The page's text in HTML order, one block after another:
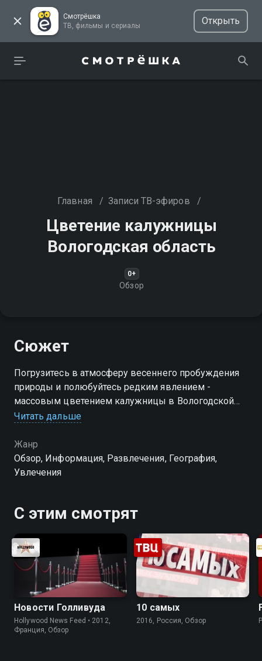
Смотрёшка
ТВ, фильмы и сериалы
Открыть
Главная / Записи ТВ-эфиров /
Цветение калужницы
Вологодская область
0+
Обзор
Сюжет
Погрузитесь в атмосферу весеннего пробуждения
природы и полюбуйтесь редким явлением -
массовым цветением калужницы в Вологодской
области. Уникальные кадры позволят рассмотреть
больше о его среде обитания
Читать дальше
Жанр
Обзор, Информация, Развлечения, География,
Увлечения
С этим смотрят
Новости Голливуда
Hollywood News Feed • 2012,
Франция, Обзор
10 самых
2016, Россия, Обзор